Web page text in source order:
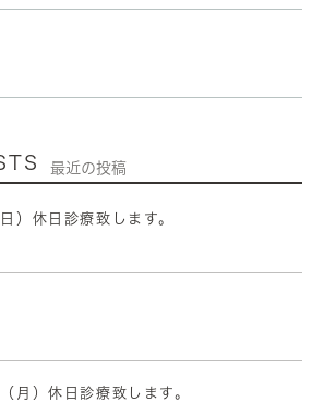
最近の投稿
）休日診療致します。
月）休日診療致します。